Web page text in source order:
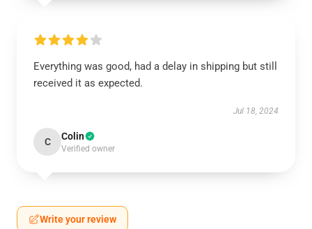
Everything was good, had a delay in shipping but still
received it as expected.
Jul 18, 2024
C Colin
Verified owner
Write your review